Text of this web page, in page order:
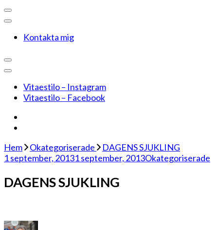
Kontakta mig
Vitaestilo – Instagram
Vitaestilo – Facebook
Hem Okategoriserade
DAGENS SJUKLING
1 september, 20131 september, 2013Okategoriserade
DAGENS SJUKLING